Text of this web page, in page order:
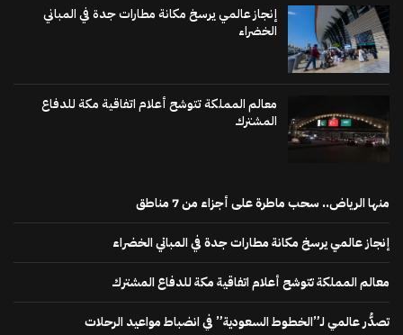
إنجاز عالمي يرسخ مكانة مطارات جدة في المباني
الخضراء
معالم المملكة تتوشح أعلام اتفاقية مكة للدفاع
المشترك
منها الرياض.. سحب ماطرة على أجزاء من 7 مناطق
إنجاز عالمي يرسخ مكانة مطارات جدة في المباني الخضراء
معالم المملكة تتوشح أعلام اتفاقية مكة للدفاع المشترك
تصدُّر عالمي لـ”الخطوط السعودية” في انضباط مواعيد الرحلات